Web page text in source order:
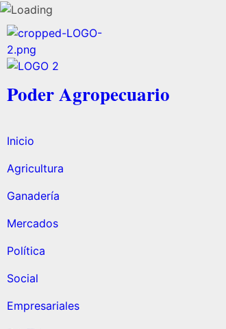
Poder Agropecuario
Inicio
Agricultura
Ganadería
Mercados
Política
Social
Empresariales